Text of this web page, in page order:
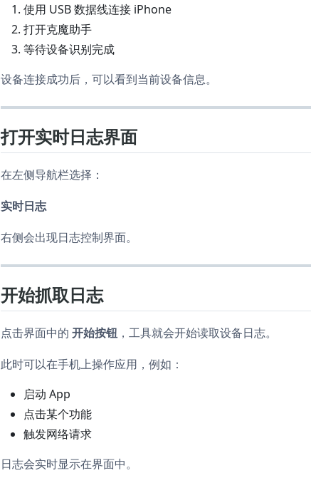
使用 USB 数据线连接 iPhone
打开克魔助手
等待设备识别完成
设备连接成功后，可以看到当前设备信息。
打开实时日志界面
在左侧导航栏选择：
实时日志
右侧会出现日志控制界面。
开始抓取日志
点击界面中的 开始按钮 ，工具就会开始读取设备日志。
此时可以在手机上操作应用，例如：
启动 App
点击某个功能
触发网络请求
日志会实时显示在界面中。